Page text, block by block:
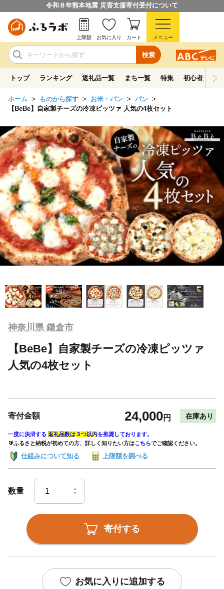
令和８年熊本地震 災害支援寄付受付について
検索
上限額 お気に入り カート メニュー
トップ ランキング 返礼品一覧 まち一覧 特集 初心者ガイド
ホーム ものから探す お米・パン
パン
【BeBe】自家製チーズの冷凍ピッツァ 人気の4枚セット
神奈川県 鎌倉市
【BeBe】自家製チーズの冷凍ピッツァ
人気の4枚セット
寄付金額 24,000円 在庫あり
一度に決済する 返礼品数は３つ以内を推奨しております。
🔰ふるさと納税が初めての方、詳しく知りたい方はこちらでご確認ください。
仕組みについて知る 上限額を調べる
数量
寄付する
お気に入りに追加する